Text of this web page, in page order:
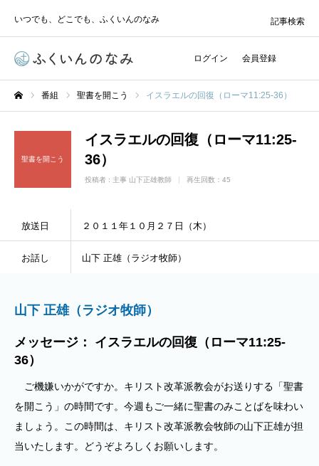
いつでも、どこでも、ふくいんのなみ
ログイン 会員登録
記事検索
番組 聖書を開こう イスラエルの回復（ローマ11:25-36）
聖書を開こう
イスラエルの回復（ローマ11:25-
36）
投稿者 : 主事 山下正雄教師 再生回数：45
放送日 ２０１１年１０月２７日（木）
お話し 山下 正雄（ラジオ牧師）
山下 正雄（ラジオ牧師）
メッセージ： イスラエルの回復（ローマ11:25-
36）
ご機嫌いかがですか。キリスト改革派教会がお送りする「聖書
を開こう」の時間です。今週もご一緒に聖書のみことばを味わい
ましょう。この時間は、キリスト改革派教会牧師の山下正雄が担
当いたします。どうぞよろしくお願いします。